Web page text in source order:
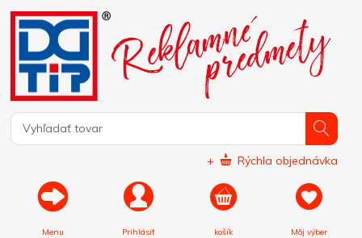
+ Rýchla objednávka
Menu Prihlásiť košík Môj výber